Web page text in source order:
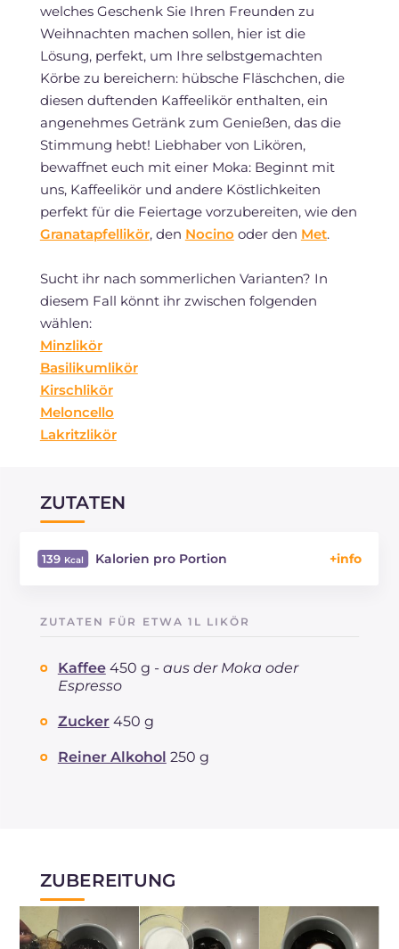
welches Geschenk Sie Ihren Freunden zu
Weihnachten machen sollen, hier ist die
Lösung, perfekt, um Ihre selbstgemachten
Körbe zu bereichern: hübsche Fläschchen, die
diesen duftenden Kaffeelikör enthalten, ein
angenehmes Getränk zum Genießen, das die
Stimmung hebt! Liebhaber von Likören,
bewaffnet euch mit einer Moka: Beginnt mit
uns, Kaffeelikör und andere Köstlichkeiten
perfekt für die Feiertage vorzubereiten, wie den
Granatapfellikör, den Nocino oder den Met.
Sucht ihr nach sommerlichen Varianten? In
diesem Fall könnt ihr zwischen folgenden
wählen:
Minzlikör
Basilikumlikör
Kirschlikör
Meloncello
Lakritzlikör
ZUTATEN
139 Kalorien pro Portion
Natrium
ZUTATEN FÜR ETWA 1L LIKÖR
Kaffee 450 g - aus der Moka oder
Espresso
Zucker 450 g
Reiner Alkohol 250 g
ZUBEREITUNG